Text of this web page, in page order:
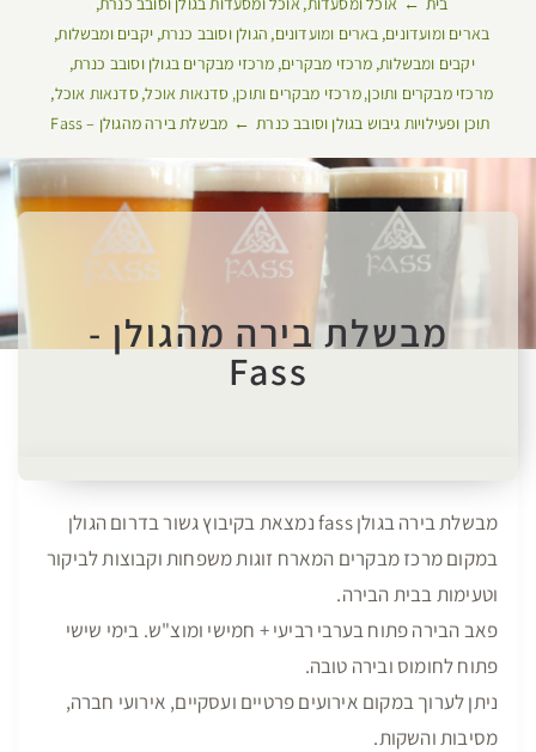
בארים ומועדונים בארים ומועדונים הגולן וסובב כנרת יקבים ומבשלות
יקבים ומבשלות מרכזי מבקרים מרכזי מבקרים בגולן וסובב כנרת
מרכזי מבקרים ותוכן מרכזי מבקרים ותוכן סדנאות אוכל סדנאות אוכל
תוכן ופעילויות גיבוש בגולן וסובב כנרת
מבשלת בירה מהגולן – Fass
מבשלת בירה מהגולן -
Fass
מבשלת בירה בגולן fass נמצאת בקיבוץ גשור בדרום הגולן
במקום מרכז מבקרים המארח זוגות משפחות וקבוצות לביקור
וטעימות בבית הבירה.
פאב הבירה פתוח בערבי רביעי + חמישי ומוצ"ש. בימי שישי
פתוח לחומוס ובירה טובה.
ניתן לערוך במקום אירועים פרטיים ועסקיים, אירועי חברה,
מסיבות והשקות.